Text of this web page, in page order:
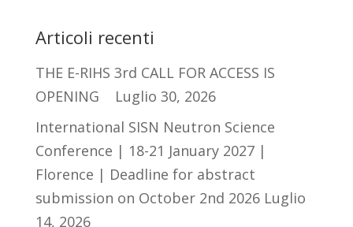
Articoli recenti
THE E-RIHS 3rd CALL FOR ACCESS IS
OPENING
Luglio 30, 2026
International SISN Neutron Science
Conference | 18-21 January 2027 |
Florence | Deadline for abstract
submission on October 2nd 2026 Luglio
14, 2026